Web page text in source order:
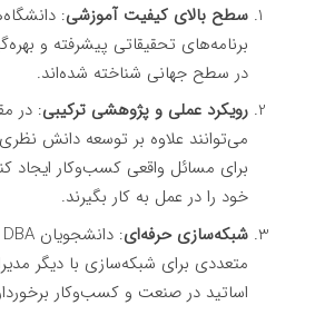
سطح بالای کیفیت آموزشی:
برنامه‌های تحقیقاتی پیشرفته و
در سطح جهانی شناخته شده‌اند.
رویکرد عملی و پژوهشی ترکیبی
می‌توانند علاوه بر توسعه دانش
برای مسائل واقعی کسب‌وکار ایجاد
خود را در عمل به کار بگیرند.
شبکه‌سازی حرفه‌ای
متعددی برای شبکه‌سازی با دیگر
اساتید در صنعت و کسب‌وکار